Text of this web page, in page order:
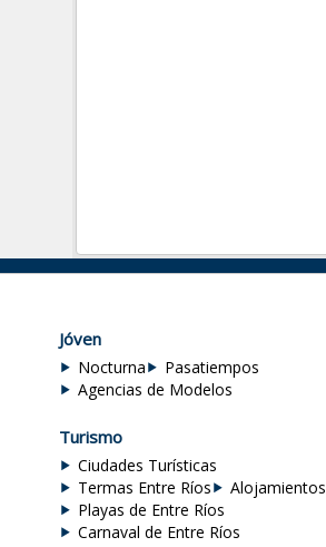
Jóven
Nocturna
Pasatiempos
Agencias de Modelos
Turismo
Ciudades Turísticas
Termas Entre Ríos
Alojamientos
Playas de Entre Ríos
Carnaval de Entre Ríos